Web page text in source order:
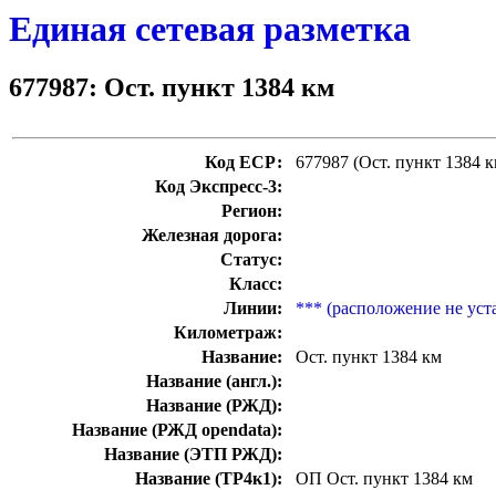
Единая сетевая разметка
677987: Ост. пункт 1384 км
Код ЕСР:
677987 (Ост. пункт 1384
Код Экспресс-3:
Регион:
Железная дорога:
Статус:
Класс:
Линии:
*** (расположение не
Километраж:
Название:
Ост. пункт 1384 км
Название (англ.):
Название (РЖД):
Название (РЖД opendata):
Название (ЭТП РЖД):
Название (ТР4к1):
ОП Ост. пункт 1384 км